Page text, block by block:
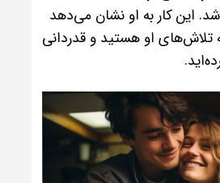
این کار به او نشان می‌دهد
تلاش‌های او هستید و قدردانی